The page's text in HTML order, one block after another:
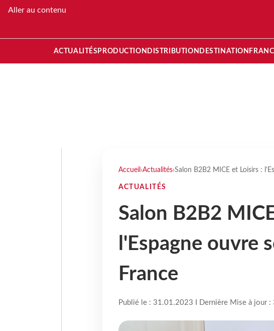
Aller au contenu
ACTUALITÉS PRODUCTION DISTRIBUTION DESTINATION
Accueil ›Actualités›Salon B2B2 MICE et Loisirs :
ACTUALITÉS
Salon B2B2
l'Espagne ouvre
France
Publié le : 31.01.2023 I Dernière Mise à jour